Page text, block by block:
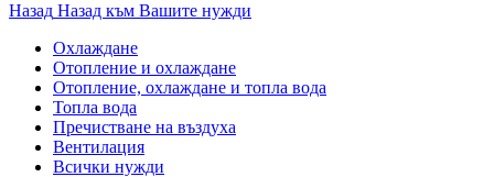
Назад Назад към Вашите нужди
Охлаждане
Отопление и охлаждане
Отопление, охлаждане и топла вода
Топла вода
Пречистване на въздуха
Вентилация
Всички нужди